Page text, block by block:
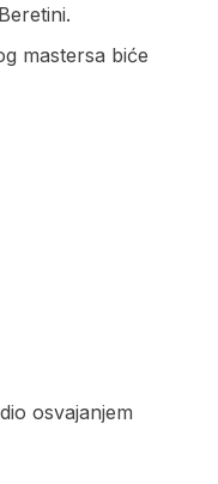
mastersa biće
osvajanjem